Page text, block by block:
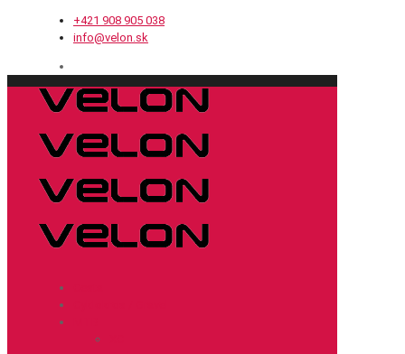
+421 908 905 038
info@velon.sk